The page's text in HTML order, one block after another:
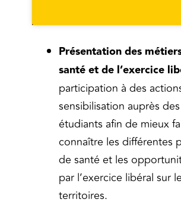
Présentation des
santé et de l’exercice
participation à des
sensibilisation auprès
étudiants afin de mieux
connaître les différentes
de santé et les
par l’exercice libéral sur
territoires.